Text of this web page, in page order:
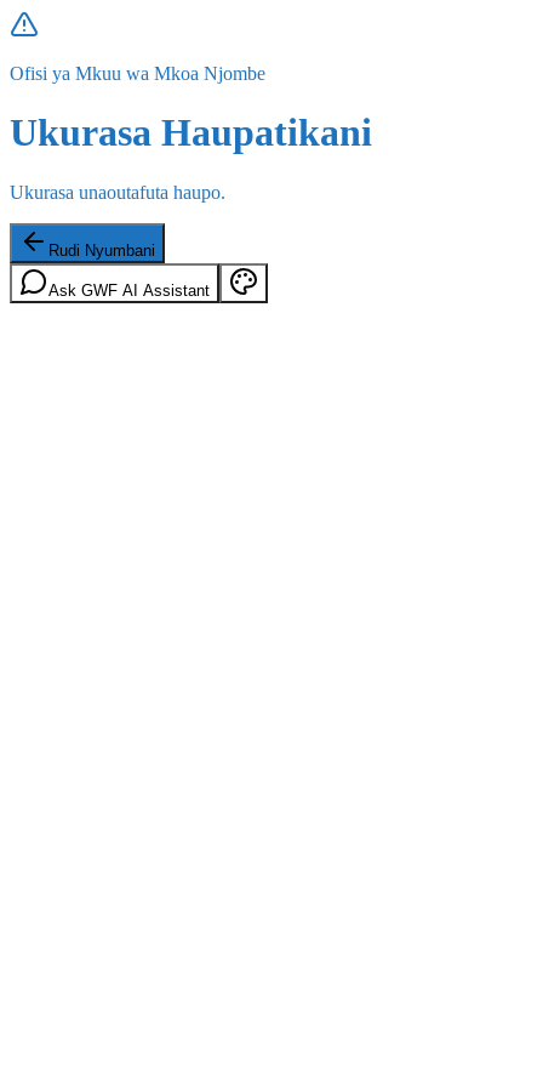
Ofisi ya Mkuu wa Mkoa Njombe
Ukurasa Haupatikani
Ukurasa unaoutafuta haupo.
Rudi Nyumbani
Ask GWF AI Assistant